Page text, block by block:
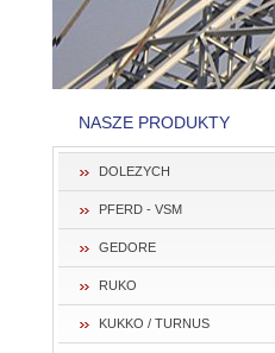
NASZE PRODUKTY
DOLEZYCH
PFERD - VSM
GEDORE
RUKO
KUKKO / TURNUS